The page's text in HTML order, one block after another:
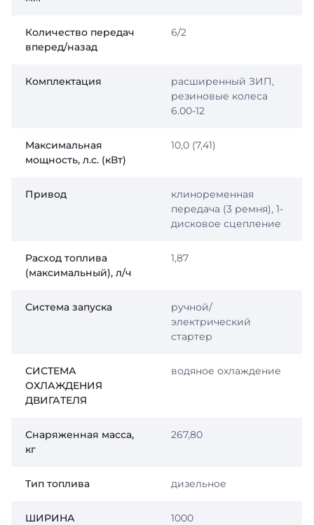
Количество передач
вперед/назад
6/2
Комплектация
расширенный ЗИП,
резиновые колеса
6.00-12
Максимальная
мощность, л.с. (кВт)
10,0 (7,41)
Привод
клиноременная
передача (3 ремня), 1-
дисковое сцепление
Расход топлива
(максимальный), л/ч
1,87
Система запуска
ручной/
электрический
стартер
СИСТЕМА
ОХЛАЖДЕНИЯ
ДВИГАТЕЛЯ
водяное охлаждение
Снаряженная масса,
кг
267,80
Тип топлива дизельное
ШИРИНА
1000